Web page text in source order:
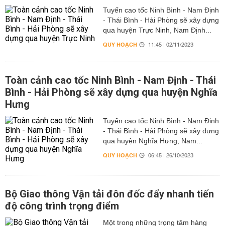
Tuyến cao tốc Ninh Bình - Nam Định
- Thái Bình - Hải Phòng sẽ xây dựng
qua huyện Trực Ninh, Nam Định...
QUY HOẠCH 11:45 | 02/11/2023
Toàn cảnh cao tốc Ninh Bình - Nam Định - Thái
Bình - Hải Phòng sẽ xây dựng qua huyện Nghĩa
Hưng
Tuyến cao tốc Ninh Bình - Nam Định
- Thái Bình - Hải Phòng sẽ xây dựng
qua huyện Nghĩa Hưng, Nam...
QUY HOẠCH 06:45 | 26/10/2023
Bộ Giao thông Vận tải đôn đốc đẩy nhanh tiến
độ công trình trọng điểm
Một trong những trọng tâm hàng